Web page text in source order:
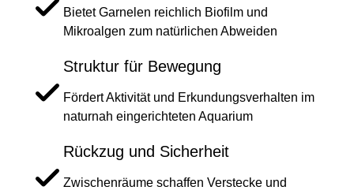
Bietet Garnelen reichlich Biofilm und
Mikroalgen zum natürlichen Abweiden
Struktur für Bewegung
Fördert Aktivität und Erkundungsverhalten im
naturnah eingerichteten Aquarium
Rückzug und Sicherheit
Zwischenräume schaffen Verstecke und